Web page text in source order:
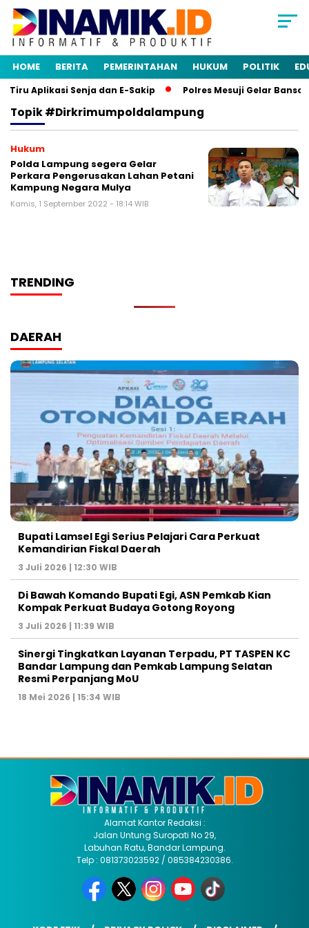
HOME BERITA PEMERINTAHAN HUKUM POLITIK
Aplikasi Senja dan E-Sakip Polres Mesuji Gelar
Topik#dirkrimumpoldalampung
Hukum
Polda Lampung segera Gelar
Perkara Pengerusakan Lahan Petani
Kampung Negara Mulya
Kamis, 1 September 2022 - 18:14 WIB
TRENDING
DAERAH
Bupati Lamsel Egi Serius Pelajari Cara Perkuat
Kemandirian Fiskal Daerah
3 Juli 2026 | 12:30 WIB
Di Bawah Komando Bupati Egi, ASN Pemkab Kian
Kompak Perkuat Budaya Gotong Royong
3 Juli 2026 | 11:39 WIB
Sinergi Tingkatkan Layanan Terpadu, PT TASPEN KC
Bandar Lampung dan Pemkab Lampung Selatan
Resmi Perpanjang MoU
18 Mei 2026 | 15:34 WIB
Alamat Kantor Redaksi :
Jalan Untung Suropati No 29,
Labuhan Ratu, Bandar Lampung.
Telp : 081373023592 / 085384230386.